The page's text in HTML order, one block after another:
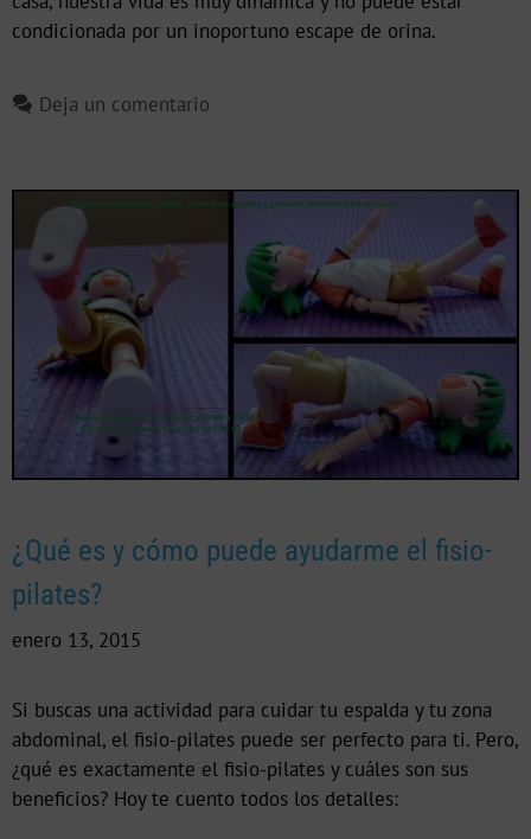
condicionada por un inoportuno escape de orina.
Deja un comentario
¿Qué es y cómo puede ayudarme el fisio-
pilates?
enero 13, 2015
Si buscas una actividad para cuidar tu espalda y tu zona
abdominal, el fisio-pilates puede ser perfecto para ti. Pero,
¿qué es exactamente el fisio-pilates y cuáles son sus
beneficios? Hoy te cuento todos los detalles: